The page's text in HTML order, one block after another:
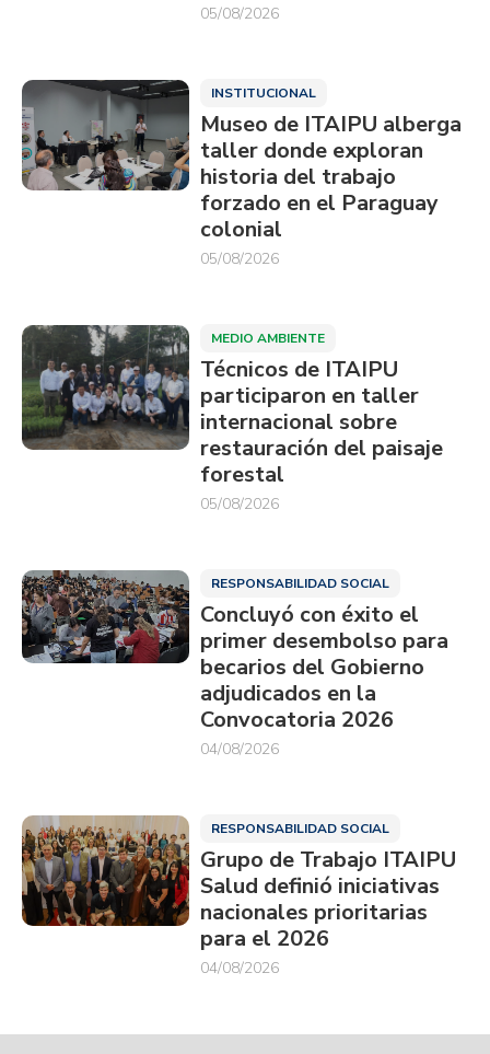
05/08/2026
INSTITUCIONAL
Museo de ITAIPU alberga
taller donde exploran
historia del trabajo
forzado en el Paraguay
colonial
05/08/2026
MEDIO AMBIENTE
Técnicos de ITAIPU
participaron en taller
internacional sobre
restauración del paisaje
forestal
05/08/2026
RESPONSABILIDAD SOCIAL
Concluyó con éxito el
primer desembolso para
becarios del Gobierno
adjudicados en la
Convocatoria 2026
04/08/2026
RESPONSABILIDAD SOCIAL
Grupo de Trabajo ITAIPU
Salud definió iniciativas
nacionales prioritarias
para el 2026
04/08/2026